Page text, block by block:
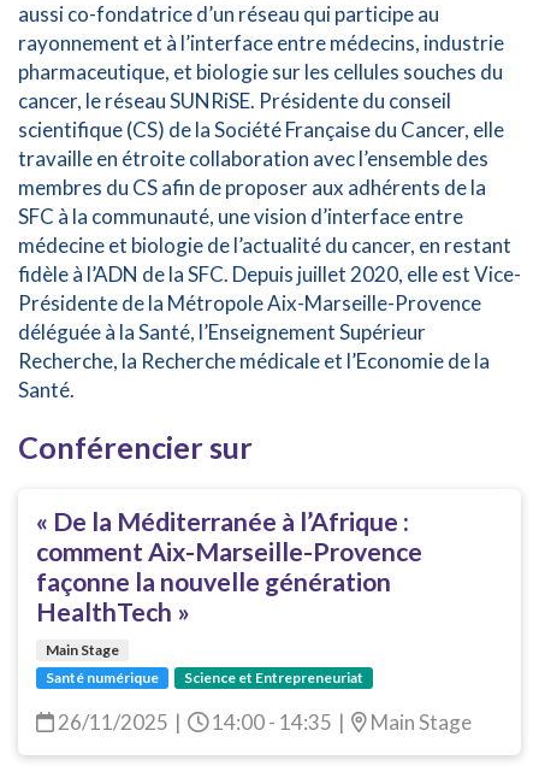
aussi co-fondatrice d’un réseau qui participe au
rayonnement et à l’interface entre médecins, industrie
pharmaceutique, et biologie sur les cellules souches du
cancer, le réseau SUNRiSE. Présidente du conseil
scientifique (CS) de la Société Française du Cancer, elle
travaille en étroite collaboration avec l’ensemble des
membres du CS afin de proposer aux adhérents de la
SFC à la communauté, une vision d’interface entre
médecine et biologie de l’actualité du cancer, en restant
fidèle à l’ADN de la SFC. Depuis juillet 2020, elle est Vice-
Présidente de la Métropole Aix-Marseille-Provence
déléguée à la Santé, l’Enseignement Supérieur
Recherche, la Recherche médicale et l’Economie de la
Santé.
Conférencier sur
« De la Méditerranée à l’Afrique :
comment Aix-Marseille-Provence
façonne la nouvelle génération
HealthTech »
Main Stage
Santé numérique
Science et Entrepreneuriat
26/11/2025 | 14:00 - 14:35 | Main Stage